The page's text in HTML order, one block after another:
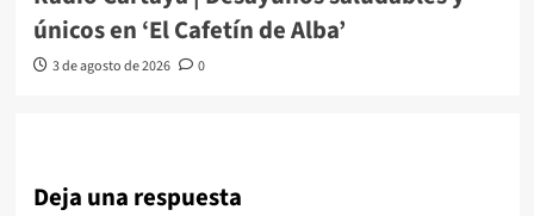
únicos en ‘El Cafetín de Alba’
3 de agosto de 2026 0
Deja una respuesta